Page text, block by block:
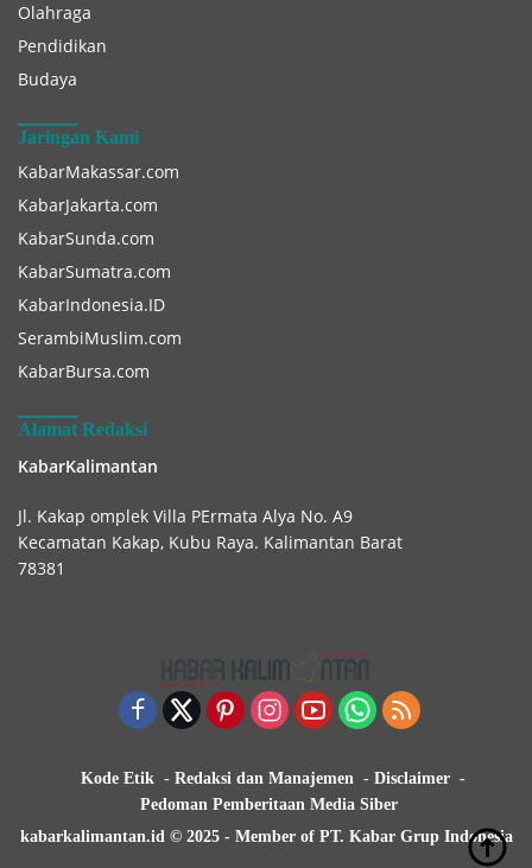
Olahraga
Pendidikan
Budaya
Jaringan Kami
KabarMakassar.com
KabarJakarta.com
KabarSunda.com
KabarSumatra.com
KabarIndonesia.ID
SerambiMuslim.com
KabarBursa.com
Alamat Redaksi
KabarKalimantan
Jl. Kakap omplek Villa PErmata Alya No. A9
Kecamatan Kakap, Kubu Raya. Kalimantan Barat
78381
Kode Etik Redaksi dan Manajemen
Disclaimer
Pedoman Pemberitaan Media Siber
kabarkalimantan.id © 2025 - Member of PT. Kabar Grup Indonesia